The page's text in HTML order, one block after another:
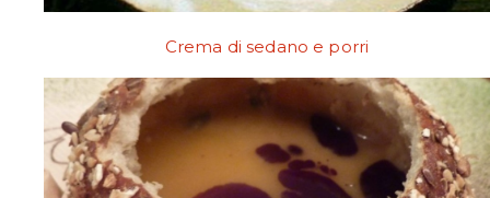
Crema di sedano e porri